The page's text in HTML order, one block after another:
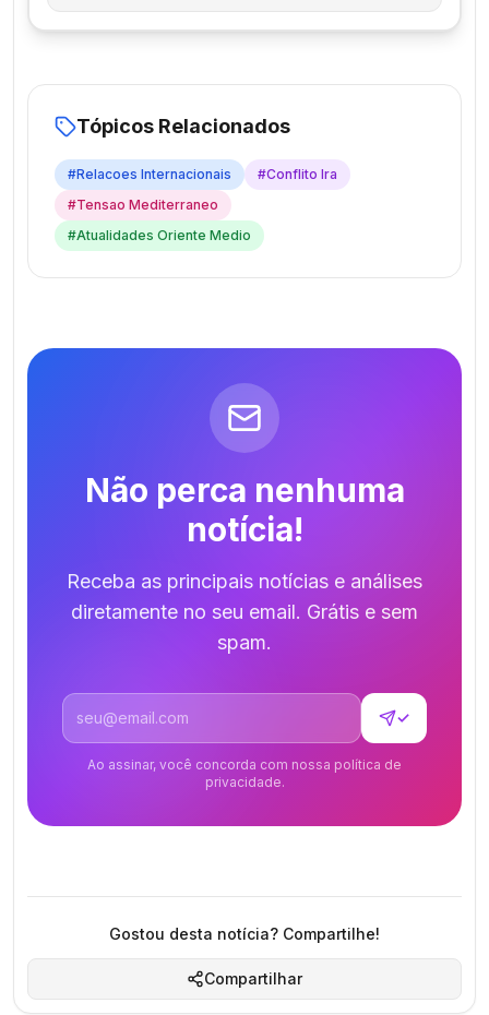
Tópicos Relacionados
#Relacoes Internacionais #Conflito Ira
#Tensao Mediterraneo
#Atualidades Oriente Medio
Não perca nenhuma
notícia!
Receba as principais notícias e análises
diretamente no seu email. Grátis e sem
spam.
Endereço de email
✓
Ao assinar, você concorda com nossa política de
privacidade.
Gostou desta notícia? Compartilhe!
Compartilhar